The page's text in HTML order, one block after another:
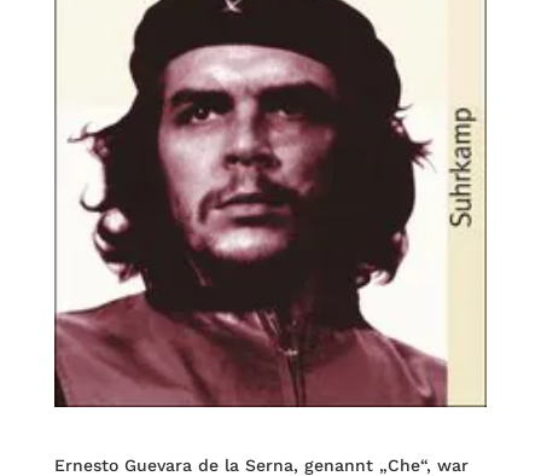
Ernesto Guevara de la Serna, genannt „Che“, war